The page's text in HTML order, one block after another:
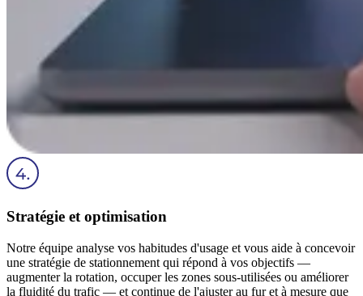
Stratégie et optimisation
Notre équipe analyse vos habitudes d'usage et vous aide à concevoir
une stratégie de stationnement qui répond à vos objectifs —
augmenter la rotation, occuper les zones sous-utilisées ou améliorer
la fluidité du trafic — et continue de l'ajuster au fur et à mesure que